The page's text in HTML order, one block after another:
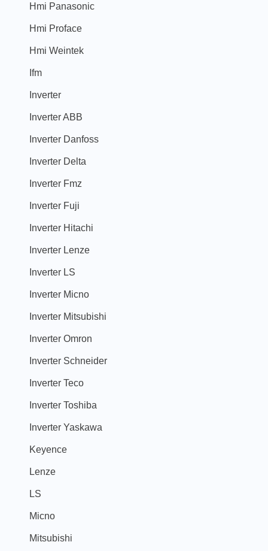
Hmi Panasonic
Hmi Proface
Hmi Weintek
Ifm
Inverter
Inverter ABB
Inverter Danfoss
Inverter Delta
Inverter Fmz
Inverter Fuji
Inverter Hitachi
Inverter Lenze
Inverter LS
Inverter Micno
Inverter Mitsubishi
Inverter Omron
Inverter Schneider
Inverter Teco
Inverter Toshiba
Inverter Yaskawa
Keyence
Lenze
LS
Micno
Mitsubishi